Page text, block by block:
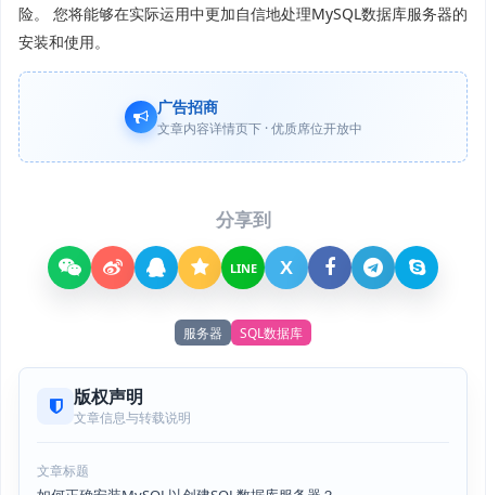
险。 您将能够在实际运用中更加自信地处理MySQL数据库服务器的
安装和使用。
广告招商
文章内容详情页下 · 优质席位开放中
分享到
LINE X
服务器 SQL数据库
版权声明
文章信息与转载说明
文章标题